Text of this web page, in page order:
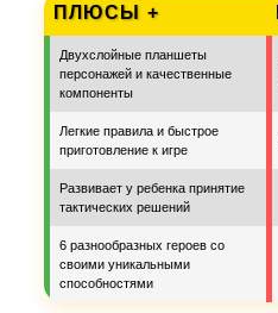
ПЛЮСЫ +
Двухслойные планшеты
персонажей и качественные
компоненты
Легкие правила и быстрое
приготовление к игре
Развивает у ребенка принятие
тактических решений
6 разнообразных героев со
своими уникальными
способностями